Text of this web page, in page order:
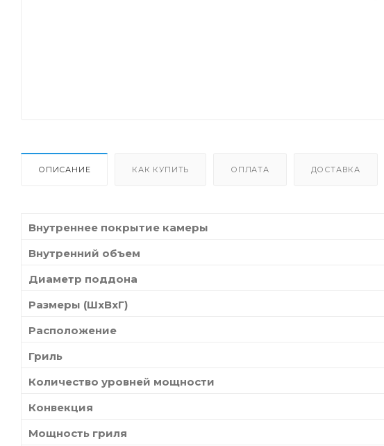
ОПИСАНИЕ КАК КУПИТЬ ОПЛАТА ДОСТАВКА
Внутреннее покрытие камеры
Внутренний объем
Диаметр поддона
Размеры (ШxВxГ)
Расположение
Гриль
Количество уровней мощности
Конвекция
Мощность гриля